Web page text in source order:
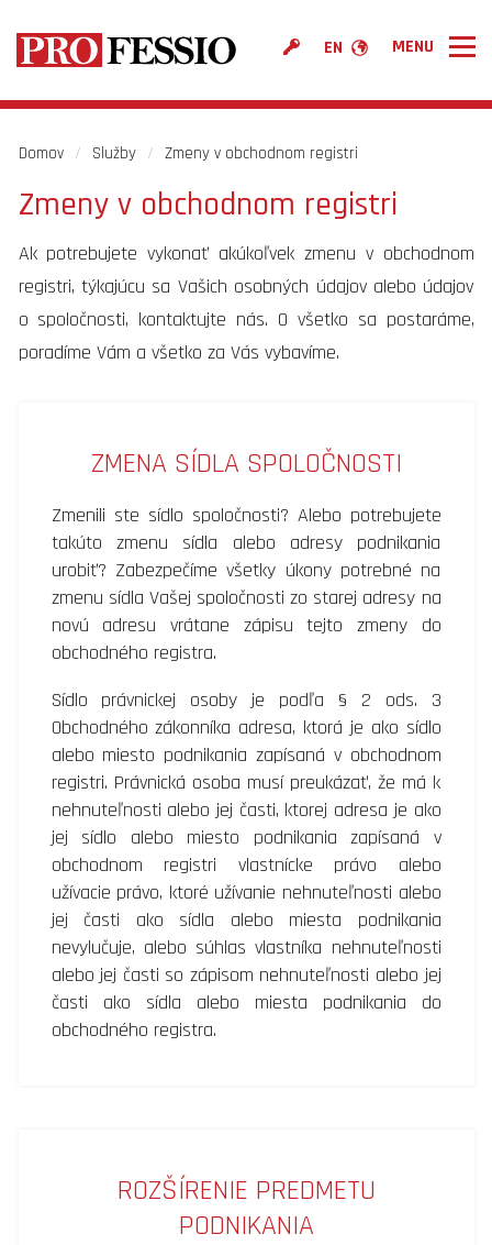
EN
PROFESSIO
Služby
Kontakt
Domov / Služby / Zmeny v obchodnom registri
Zmeny v obchodnom registri
Ak potrebujete vykonať akúkoľvek zmenu v obchodnom
registri, týkajúcu sa Vašich osobných údajov alebo údajov
o spoločnosti, kontaktujte nás. O všetko sa postaráme,
poradíme Vám a všetko za Vás vybavíme.
ZMENA SÍDLA SPOLOČNOSTI
Zmenili ste sídlo spoločnosti? Alebo potrebujete
takúto zmenu sídla alebo adresy podnikania
urobiť? Zabezpečíme všetky úkony potrebné na
zmenu sídla Vašej spoločnosti zo starej adresy na
novú adresu vrátane zápisu tejto zmeny do
obchodného registra.
Sídlo právnickej osoby je podľa § 2 ods. 3
Obchodného zákonníka adresa, ktorá je ako sídlo
alebo miesto podnikania zapísaná v obchodnom
registri. Právnická osoba musí preukázať, že má k
nehnuteľnosti alebo jej časti, ktorej adresa je ako
jej sídlo alebo miesto podnikania zapísaná v
obchodnom registri vlastnícke právo alebo
užívacie právo, ktoré užívanie nehnuteľnosti alebo
jej časti ako sídla alebo miesta podnikania
nevylučuje, alebo súhlas vlastníka nehnuteľnosti
alebo jej časti so zápisom nehnuteľnosti alebo jej
časti ako sídla alebo miesta podnikania do
obchodného registra.
ROZŠÍRENIE PREDMETU
PODNIKANIA